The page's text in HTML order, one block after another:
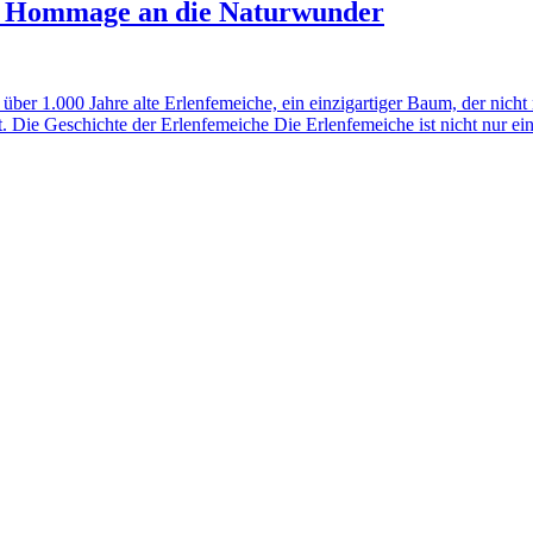
an die Naturwunder
1.000 Jahre alte Erlenfemeiche, ein einzigartiger Baum, der
Geschichte der Erlenfemeiche Die Erlenfemeiche ist nicht nur